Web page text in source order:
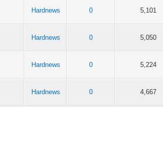
Hardnews 0 5,101
Hardnews 0 5,050
Hardnews 0 5,224
Hardnews 0 4,667